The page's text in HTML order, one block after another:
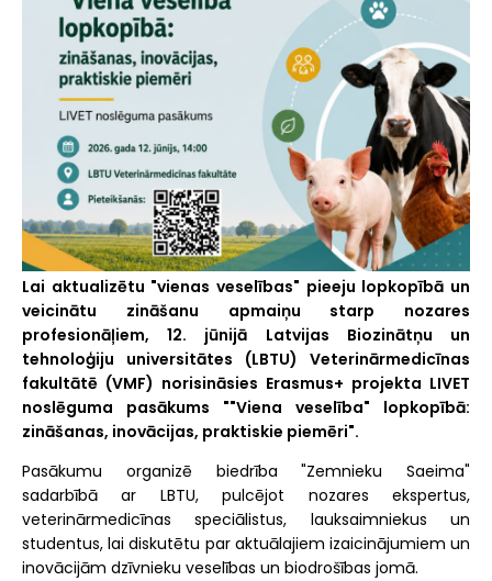
Lai aktualizētu "vienas veselības" pieeju lopkopībā un
veicinātu zināšanu apmaiņu starp nozares
profesionāļiem, 12. jūnijā Latvijas Biozinātņu un
tehnoloģiju universitātes (LBTU) Veterinārmedicīnas
fakultātē (VMF) norisināsies Erasmus+ projekta LIVET
noslēguma pasākums ""Viena veselība" lopkopībā:
zināšanas, inovācijas, praktiskie piemēri".
Pasākumu organizē biedrība "Zemnieku Saeima"
sadarbībā ar LBTU, pulcējot nozares ekspertus,
veterinārmedicīnas speciālistus, lauksaimniekus un
studentus, lai diskutētu par aktuālajiem izaicinājumiem un
inovācijām dzīvnieku veselības un biodrošības jomā.